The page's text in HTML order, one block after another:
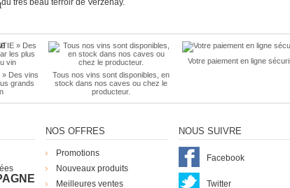
du très beau terroir de Verzenay.
» Des vins
grands
Tous nos vins sont disponibles, en
stock dans nos caves ou chez le
producteur.
Votre paiement en ligne
NOS OFFRES
Promotions
Nouveaux produits
Meilleures ventes
NOUS SUIVRE
Facebook
Twitter